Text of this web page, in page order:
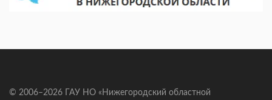
© 2006–2026 ГАУ НО «Нижегородский областной